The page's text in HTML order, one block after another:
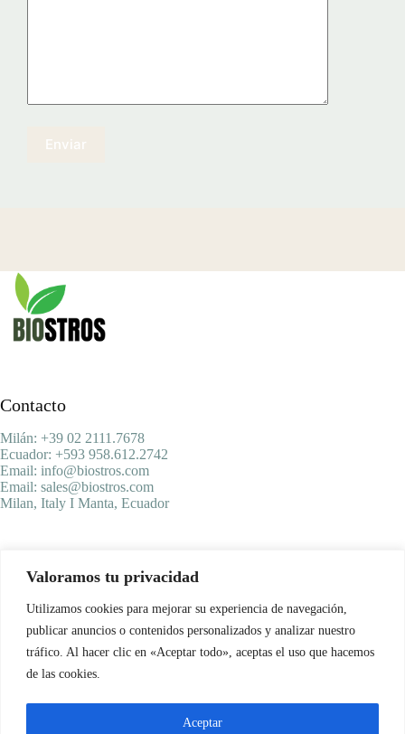
Valoramos tu privacidad
Utilizamos cookies para mejorar su experiencia de navegación,
publicar anuncios o contenidos personalizados y analizar nuestro
tráfico. Al hacer clic en «Aceptar todo», aceptas el uso que hacemos
de las cookies.
Aceptar
Contacto
Milán: +39 02 2111.7678
Ecuador: +593 958.612.2742
Email: info@biostros.com
Email: sales@biostros.com
Milan, Italy I Manta, Ecuador
Productos
Biostros
Blog